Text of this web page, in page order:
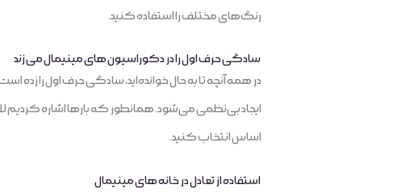
رنگ‌های مختلف را استفاده کنید.
سادگی حرف اول را در دکوراسیون های مینیمال می زند
در همه آنچه تا به حال خوانده‌اید، سادگی حرف اول را زده
ایجاد بی‌نظمی می‌شود. همانطور که بارها اشاره کردیم
اساس انتخاب کنید.
استفاده از تعادل در خانه های مینیمال